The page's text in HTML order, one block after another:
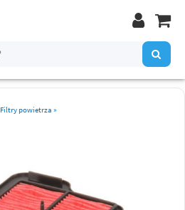
Filtry powietrza »